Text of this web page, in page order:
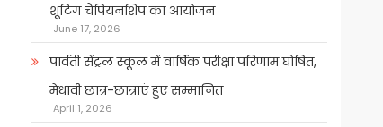
शूटिंग चैंपियनशिप का आयोजन
June 17, 2026
पार्वती सेंट्रल स्कूल में वार्षिक परीक्षा परिणाम घोषित,
मेधावी छात्र-छात्राएं हुए सम्मानित
April 1, 2026